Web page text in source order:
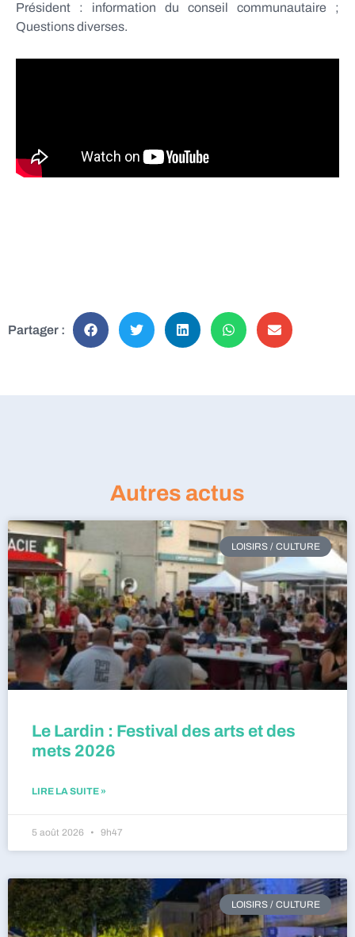
Président : information du conseil communautaire ;
Questions diverses.
Partager :
Autres actus
LOISIRS / CULTURE
Le Lardin : Festival des arts et des
mets 2026
LIRE LA SUITE »
5 août 2026 9h47
LOISIRS / CULTURE